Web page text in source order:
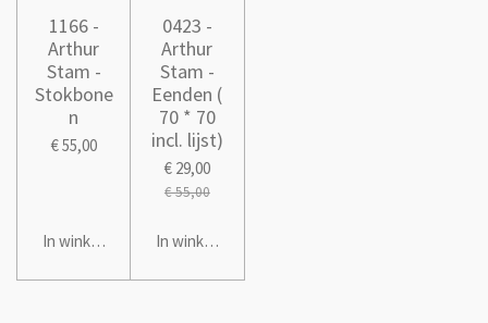
1166 -
Arthur
Stam -
Stokbone
n
€ 55,00
In winkelwagen
0423 -
Arthur
Stam -
Eenden (
70 * 70
incl. lijst)
€ 29,00
€ 55,00
In winkelwagen